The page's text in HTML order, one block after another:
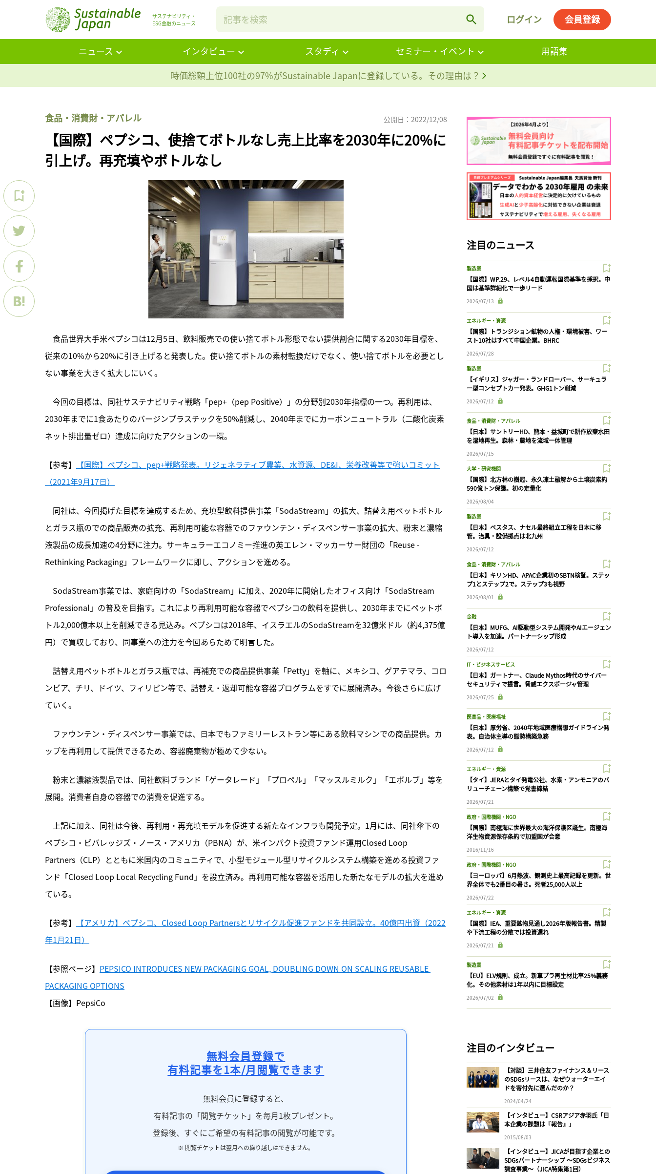
サステナビリティ・
ESG金融のニュース
ログイン 会員登録
ニュース インタビュー スタディ セミナー・イベント
用語集
時価総額上位100社の97%がSustainable Japanに登録している。その理由は？
食品・消費財・アパレル 公開日：2022/12/08
【国際】ペプシコ、使捨てボトルなし売上比率を2030年に20%に
引上げ。再充填やボトルなし
食品世界大手米ペプシコは12月5日、飲料販売での使い捨てボトル形態でない提供割合に関する2030年目標を、
従来の10%から20%に引き上げると発表した。使い捨てボトルの素材転換だけでなく、使い捨てボトルを必要とし
ない事業を大きく拡大しにいく。
今回の目標は、 同社サステナビリティ戦略「pep+（pep Positive）」の分野別2030年指標の一つ。再利用は、
2030年までに1食あたりのバージンプラスチックを50%削減し、2040年までにカーボンニュートラル（二酸化炭素
ネット排出量ゼロ）達成に向けたアクションの一環。
【参考】
【国際】ペプシコ、pep+戦略発表。リジェネラティブ農業、水資源、DE&I、栄養改善等で強いコミット
（2021年9月17日）
同社は、今回掲げた目標を達成するため、充填型飲料提供事業「SodaStream」の拡大、詰替え用ペットボトル
とガラス瓶のでの商品販売の拡充、再利用可能な容器でのファウンテン・ディスペンサー事業の拡大、粉末と濃縮
液製品の成長加速の4分野に注力。サーキュラーエコノミー推進の英エレン・マッカーサー財団の「Reuse -
Rethinking Packaging」フレームワークに即し、アクションを進める。
SodaStream事業では、家庭向けの「SodaStream」に加え、2020年に開始したオフィス向け「SodaStream
Professional」の普及を目指す。これにより再利用可能な容器でペプシコの飲料を提供し、2030年までにペットボ
トル2,000億本以上を削減できる見込み。ペプシコは2018年、イスラエルのSodaStreamを32億米ドル（約4,375億
円）で買収しており、同事業への注力を今回あらためて明言した。
詰替え用ペットボトルとガラス瓶では、再補充での商品提供事業「Petty」を軸に、メキシコ、グアテマラ、コロ
ンビア、チリ、ドイツ、フィリピン等で、詰替え・返却可能な容器プログラムをすでに展開済み。今後さらに広げ
ていく。
ファウンテン・ディスペンサー事業では、日本でもファミリーレストラン等にある飲料マシンでの商品提供。カ
ップを再利用して提供できるため、容器廃棄物が極めて少ない。
粉末と濃縮液製品では、同社飲料ブランド「ゲータレード」「プロペル」「マッスルミルク」「エボルブ」等を
展開。消費者自身の容器での消費を促進する。
上記に加え、同社は今後、再利用・再充填モデルを促進する新たなインフラも開発予定。1月には、同社傘下の
ペプシコ・ビバレッジズ・ノース・アメリカ（PBNA）が、米インパクト投資ファンド運用Closed Loop
Partners（CLP）とともに米国内のコミュニティで、小型モジュール型リサイクルシステム構築を進める投資ファ
ンド「Closed Loop Local Recycling Fund」を設立済み。再利用可能な容器を活用した新たなモデルの拡大を進め
ている。
【参考】
【アメリカ】ペプシコ、Closed Loop Partnersとリサイクル促進ファンドを共同設立。40億円出資（2022
年1月21日）
【参照ページ】 PEPSICO INTRODUCES NEW PACKAGING GOAL, DOUBLING DOWN ON SCALING REUSABLE
PACKAGING OPTIONS
【画像】PepsiCo
無料会員登録で
有料記事を1本/月閲覧できます
無料会員に登録すると、
有料記事の「閲覧チケット」を毎月1枚プレゼント。
登録後、すぐにご希望の有料記事の閲覧が可能です。
※ 閲覧チケットは翌月への繰り越しはできません。
注目のニュース
製造業
【国際】WP.29、レベル4自動運転国際基準を採択。中
国は基準詳細化で一歩リード
2026/07/13
エネルギー・資源
【国際】トランジション鉱物の人権・環境被害、ワー
スト10社はすべて中国企業。BHRC
2026/07/28
製造業
【イギリス】ジャガー・ランドローバー、サーキュラ
ー型コンセプトカー発表。GHG1トン削減
2026/07/12
食品・消費財・アパレル
【日本】サントリーHD、熊本・益城町で耕作放棄水田
を湿地再生。森林・農地を流域一体管理
2026/07/15
大学・研究機関
【国際】北方林の樹冠、永久凍土融解から土壌炭素約
590億トン保護。初の定量化
2026/08/04
製造業
【日本】ベスタス、ナセル最終組立工程を日本に移
管。治具・設備拠点は北九州
2026/07/12
食品・消費財・アパレル
【日本】キリンHD、APAC企業初のSBTN検証。ステッ
プ1とステップ2で。ステップ3も視野
2026/08/01
金融
【日本】MUFG、AI駆動型システム開発やAIエージェン
ト導入を加速。パートナーシップ形成
2026/07/12
IT・ビジネスサービス
【日本】ガートナー、Claude Mythos時代のサイバー
セキュリティで提言。脅威エクスポージャ管理
2026/07/25
医薬品・医療福祉
【日本】厚労省、2040年地域医療構想ガイドライン発
表。自治体主導の態勢構築急務
2026/07/12
エネルギー・資源
【タイ】JERAとタイ発電公社、水素・アンモニアのバ
リューチェーン構築で覚書締結
2026/07/21
政府・国際機関・NGO
【国際】南極海に世界最大の海洋保護区誕生。南極海
洋生物資源保存条約で加盟国が合意
2016/11/16
政府・国際機関・NGO
【ヨーロッパ】6月熱波、観測史上最高記録を更新。世
界全体でも2番目の暑さ。死者25,000人以上
2026/07/22
エネルギー・資源
【国際】IEA、重要鉱物見通し2026年版報告書。精製
や下流工程の分散では投資遅れ
2026/07/21
製造業
【EU】ELV規則、成立。新車プラ再生材比率25%義務
化。その他素材は1年以内に目標設定
2026/07/02
注目のインタビュー
【対談】三井住友ファイナンス＆リース
のSDGsリースは、なぜウォーターエイ
ドを寄付先に選んだのか？
2024/04/24
【インタビュー】CSRアジア赤羽氏「日
本企業の課題は『報告』」
2015/08/03
【インタビュー】JICAが目指す企業との
SDGsパートナーシップ 〜SDGsビジネス
調査事業〜（JICA特集第1回）
記事をお気に入りに保存するには
ログインが必要です
ログイン